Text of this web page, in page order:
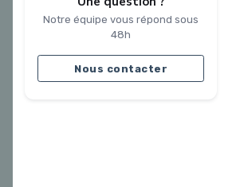
Notre équipe vous répond sous
48h
Nous contacter